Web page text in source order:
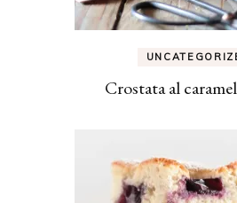
Crostata al